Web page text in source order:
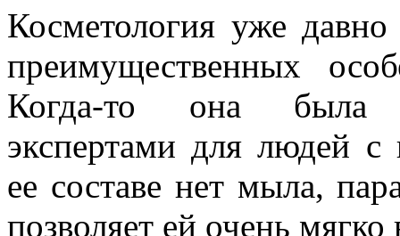
Косметология уже
преимущественных
Когда-то она была
экспертами для людей с
ее составе нет мыла,
позволяет ей очень мягко